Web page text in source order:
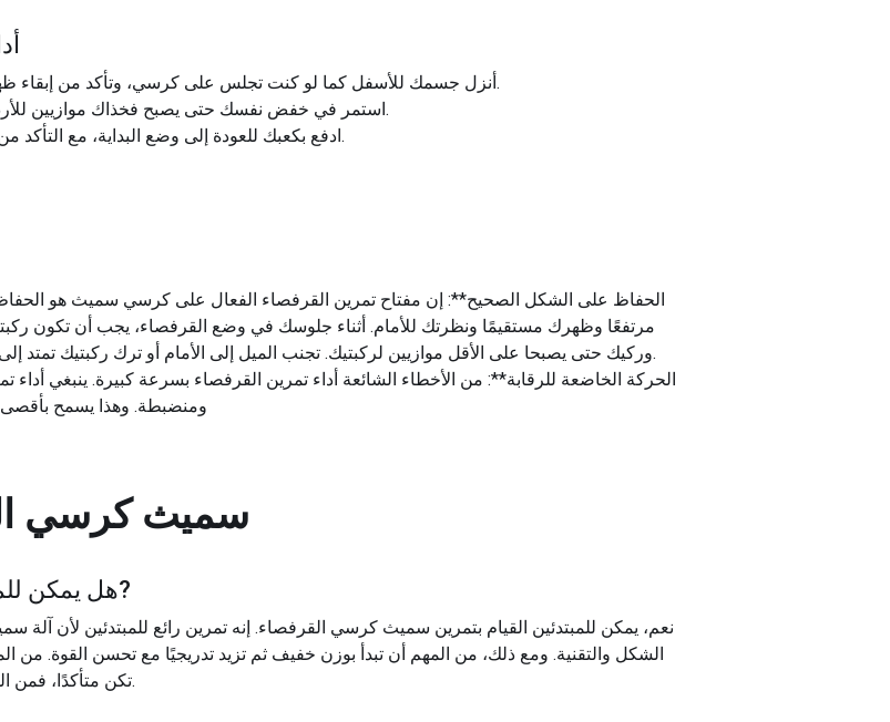
أنزل جسمك للأسفل كما لو كنت تجلس على كرسي، وتأكد من إبقاء ظهرك مستقيماً وركبتيك في خط مستقيم مع قدميك.
استمر في خفض نفسك حتى يصبح فخذاك موازيين للأرض، مع التأكد من أن ركبتيك لا تتجاوز أصابع قدميك.
ادفع بكعبك للعودة إلى وضع البداية، مع التأكد من إبقاء ظهرك مستقيمًا وجذب جذعك طوال الحركة.
مرتفعًا وظهرك مستقيمًا ونظرتك للأمام. أثناء جلوسك في وضع القرفصاء، يجب أن تكون
وركيك حتى يصبحا على الأقل موازيين لركبتيك. تجنب الميل إلى الأمام أو ترك ركبتيك تمتد إلى ما بعد أصابع قدميك، لأن ذلك قد يؤدي إلى الإصابة.
ومنضبطة. وهذا يسمح
سميث كرسي
هل يمكن?
نعم، يمكن للمبتدئين القيام بتمرين سميث كرسي القرفصاء. إنه تمرين رائع للمبتدئين لأن
الشكل والتقنية. ومع ذلك، من المهم أن تبدأ بوزن خفيف ثم تزيد تدريجيًا مع تحسن القوة. من
تكن متأكدًا، فمن الجيد دائمًا طلب التوجيه من أحد متخصصي اللياقة البدنية.